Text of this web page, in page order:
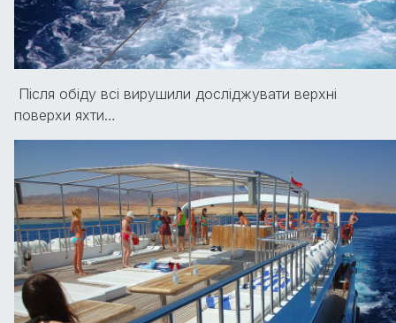
Після обіду всі вирушили досліджувати верхні
поверхи яхти…